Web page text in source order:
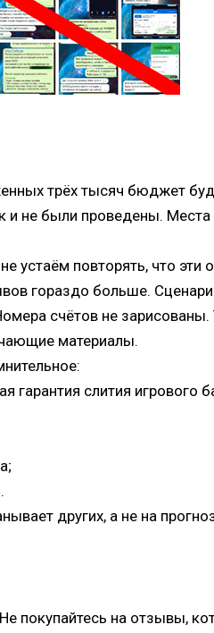
трёх тысяч бюджет
не были проведены. Места
повторять, что эти
гораздо больше.
счётов не
материалы.
слития игрового
других, а не на
покупайтесь на отзывы,